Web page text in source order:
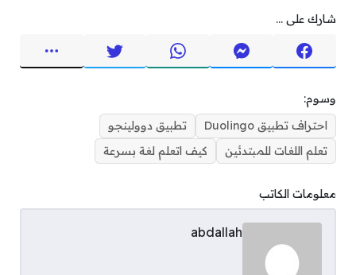
شارك على ...
وسوم:
احتراف تطبيق Duolingo
تطبيق دوولينجو
تعلم اللغات للمبتدئين
كيف اتعلم لغة بسرعة
معلومات الكاتب
abdallah